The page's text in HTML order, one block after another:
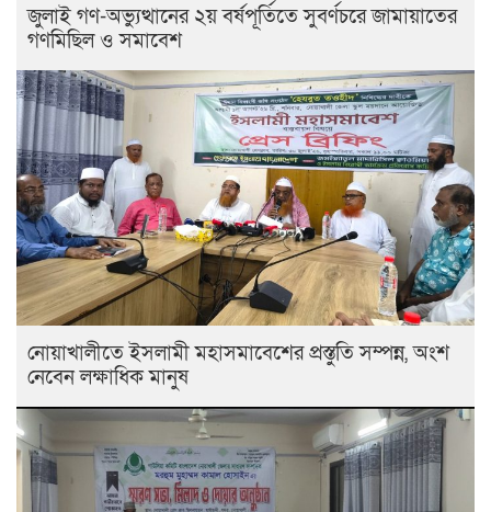
জুলাই গণ-অভ্যুত্থানের ২য় বর্ষপূর্তিতে সুবর্ণচরে জামায়াতের
গণমিছিল ও সমাবেশ
নোয়াখালীতে ইসলামী মহাসমাবেশের প্রস্তুতি সম্পন্ন, অংশ
নেবেন লক্ষাধিক মানুষ